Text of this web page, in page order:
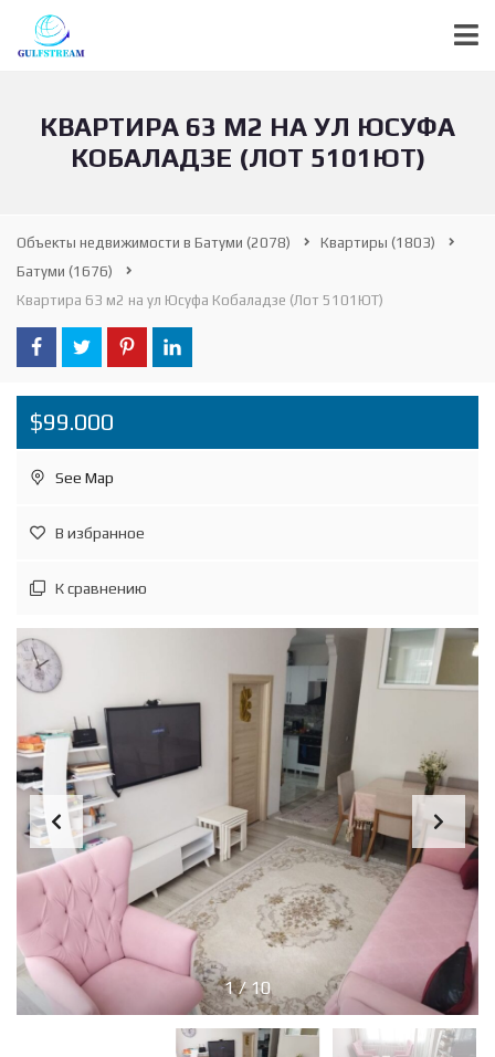
КВАРТИРА 63 М2 НА УЛ ЮСУФА
КОБАЛАДЗЕ (ЛОТ 5101ЮТ)
Объекты недвижимости в Батуми (2078) Квартиры (1803)
Батуми (1676)
Квартира 63 м2 на ул Юсуфа Кобаладзе (Лот 5101ЮТ)
$99.000
See Map
В избранное
К сравнению
1/10